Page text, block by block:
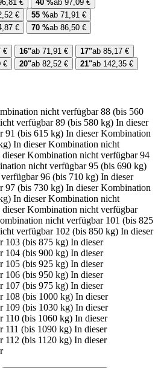
€ 40 %ab 97,09 €
€ 55 %ab 71,91 €
€ 70 %ab 86,50 €
€ 16"ab 71,91 € 17"ab 85,17 €
€ 20"ab 82,52 € 21"ab 142,35 €
nicht verfügbar 88 (bis 560
verfügbar 89 (bis 580 kg) In dieser
91 (bis 615 kg) In dieser Kombination
In dieser Kombination nicht
dieser Kombination nicht verfügbar 94
nicht verfügbar 95 (bis 690 kg)
96 (bis 710 kg) In dieser
97 (bis 730 kg) In dieser Kombination
In dieser Kombination nicht
dieser Kombination nicht verfügbar
nicht verfügbar 101 (bis 825
verfügbar 102 (bis 850 kg) In dieser
103 (bis 875 kg) In dieser
104 (bis 900 kg) In dieser
105 (bis 925 kg) In dieser
106 (bis 950 kg) In dieser
107 (bis 975 kg) In dieser
108 (bis 1000 kg) In dieser
109 (bis 1030 kg) In dieser
110 (bis 1060 kg) In dieser
111 (bis 1090 kg) In dieser
112 (bis 1120 kg) In dieser